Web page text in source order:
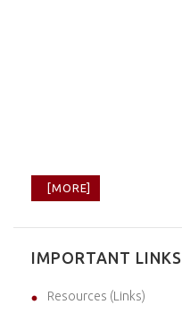
[MORE]
IMPORTANT LINKS
Resources (Links)